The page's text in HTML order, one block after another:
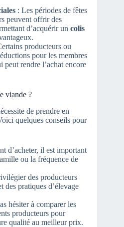
: Les périodes de fêtes
peuvent offrir des
d’acquérir un colis
producteurs ou
pour les membres
peut rendre l’achat encore
viande ?
de prendre en
quelques conseils pour
d’acheter, il est important
ou la fréquence de
des producteurs
des pratiques d’élevage
hésiter à comparer les
producteurs pour
qualité au meilleur prix.